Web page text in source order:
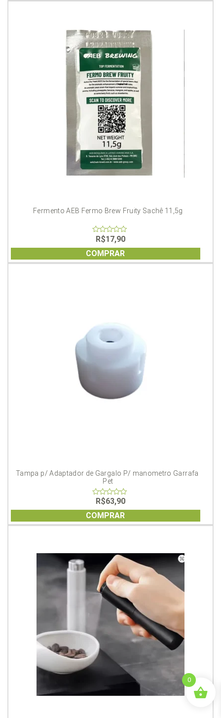
Fermento AEB Fermo Brew Fruity Sachê 11,5g
out
of
5
R$17,90
COMPRAR
Tampa p/ Adaptador de Gargalo P/ manometro Garrafa
Pet
of
5
R$63,90
COMPRAR
0